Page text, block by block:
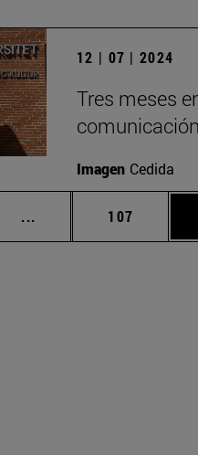
12 | 07 | 2024
Tres meses
Imagen Cedida
... Páginas intermedias
Página
107